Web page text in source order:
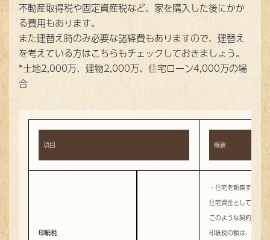
不動産取得税や固定資産税など、家を購入した後にかか
る費用もあります。
また建替え時のみ必要な諸経費もありますので、建替え
を考えている方はこちらもチェックしておきましょう。
*土地2,000万、建物2,000万、住宅ローン4,000万の場
合
項目 概要
印紙税
・住宅を新築する場
住宅資金として銀行
このような契約書を
印紙税の額は、請負